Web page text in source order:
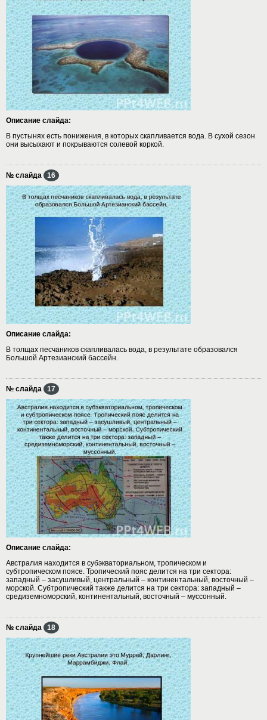
Описание слайда:
В пустынях есть понижения, в которых скапливается вода. В сухой сезон
они высыхают и покрываются солевой коркой.
№ слайда 16
Описание слайда:
В толщах песчаников скапливалась вода, в результате образовался
Большой Артезианский бассейн.
№ слайда 17
Описание слайда:
Австралия находится в субэкваториальном, тропическом и
субтропическом поясе. Тропический пояс делится на три сектора:
западный – засушливый, центральный – континентальный, восточный –
морской. Субтропический также делится на три сектора: западный –
средиземноморский, континентальный, восточный – муссонный.
№ слайда 18